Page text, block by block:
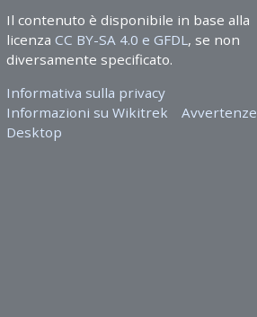
Il contenuto è disponibile in base alla
licenza CC BY-SA 4.0 e GFDL , se non
diversamente specificato.
Informativa sulla privacy
Informazioni su Wikitrek
Avvertenze
Desktop